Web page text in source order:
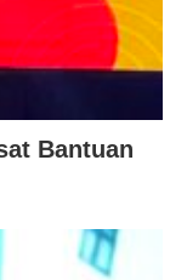
Bantuan